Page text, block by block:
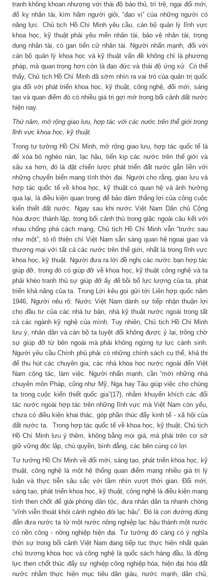
tranh không khoan nhượng với thái độ bảo thủ, trì trệ, ngại đổi mới,
đố kỵ nhân tài, kìm hãm người giỏi, “đạo vị” của những người có
năng lực. Chủ tịch Hồ Chí Minh yêu cầu, cán bộ quản lý lĩnh vực
khoa học, kỹ thuật phải yêu mến nhân tài, bảo vệ nhân tài, trọng
dụng nhân tài, có gan tiến cử nhân tài. Người nhấn mạnh, đối với
cán bộ quản lý khoa học và kỹ thuật vấn đề không chỉ là phương
pháp, mà quan trọng hơn còn là đạo đức và thái độ ứng xử. Có thể
thấy, Chủ tịch Hồ Chí Minh đã sớm nhìn ra vai trò của quản trị quốc
gia đối với phát triển khoa học, kỹ thuật, công nghệ, đổi mới, sáng
tạo và quan điểm đó có nhiều giá trị gợi mở trong bối cảnh đất nước
hiện nay.
Thứ năm, mở rộng giao lưu, hợp tác với các nước trên thế giới trong
lĩnh vực khoa học, kỹ thuật.
Trong tư tưởng Hồ Chí Minh, mở rộng giao lưu, hợp tác quốc tế là
để xóa bỏ nghèo nàn, lạc hậu, tiến kịp các nước trên thế giới và
sâu xa hơn, đó là đặt chiến lược phát triển đất nước gắn liền với
những chuyển biến mang tính thời đại. Người cho rằng, giao lưu và
hợp tác quốc tế về khoa học, kỹ thuật có quan hệ và ảnh hưởng
qua lại, là điều kiện quan trọng để bảo đảm thắng lợi của công cuộc
kiến thiết đất nước. Ngay sau khi nước Việt Nam Dân chủ Cộng
hòa được thành lập, trong bối cảnh thù trong giặc ngoài câu kết với
nhau chống phá cách mạng, Chủ tịch Hồ Chí Minh vẫn “trước sau
như một”, tỏ rõ thiện chí Việt Nam sẵn sàng quan hệ ngoại giao và
thương mại với tất cả các nước trên thế giới, nhất là trong lĩnh vực
khoa học, kỹ thuật. Người đưa ra lời đề nghị các nước bạn hợp tác
giúp đỡ, trong đó có giúp đỡ về khoa học, kỹ thuật công nghệ và ta
phải khéo tranh thủ sự giúp đỡ ấy để bồi bổ lực lượng của ta, phát
triển khả nǎng của ta. Trong Lời kêu gọi gửi tới Liên hợp quốc năm
1946, Người nêu rõ: Nước Việt Nam dành sự tiếp nhận thuận lợi
cho đầu tư của các nhà tư bản, nhà kỹ thuật nước ngoài trong tất
cả các ngành kỹ nghệ của mình. Tuy nhiên, Chủ tịch Hồ Chí Minh
lưu ý, nhân dân và cán bộ ta tuyệt đối không được ỷ lại, trông chờ
sự giúp đỡ từ bên ngoài mà phải không ngừng tự lực cánh sinh.
Người yêu cầu Chính phủ phải có những chính sách cụ thể, khả thi
để thu hút các chuyên gia, các nhà khoa học nước ngoài đến Việt
Nam cộng tác, làm việc. Người nhấn mạnh, cần “mời những nhà
chuyên môn Pháp, cũng như Mỹ, Nga hay Tàu giúp việc cho chúng
ta trong cuộc kiến thiết quốc gia”(17), nhằm khuyến khích các đối
tác nước ngoài hợp tác trên những lĩnh vực mà Việt Nam còn yếu,
chưa có điều kiện khai thác, góp phần thúc đẩy kinh tế - xã hội của
đất nước ta. Trong hợp tác quốc tế về khoa học, kỹ thuật, Chủ tịch
Hồ Chí Minh lưu ý thêm, không bằng mọi giá, mà phải trên cơ sở
giữ vững độc lập, chủ quyền, bình đẳng, các bên cùng có lợi.
Tư tưởng Hồ Chí Minh về đổi mới, sáng tạo, phát triển khoa học, kỹ
thuật, công nghệ là một hệ thống quan điểm mang nhiều giá trị lý
luận và thực tiễn sâu sắc với tầm nhìn vượt thời gian. Đổi mới,
sáng tạo, phát triển khoa học, kỹ thuật, công nghệ là điều kiện mang
tính then chốt để giải phóng dân tộc, đưa nhân dân ta nhanh chóng
“vĩnh viễn thoát khỏi cảnh nghèo đói lạc hậu”. Đó là con đường đúng
đắn đưa nước ta từ một nước nông nghiệp lạc hậu thành một nước
có nền công - nông nghiệp hiện đại. Tư tưởng đó càng có ý nghĩa
thời sự trong bối cảnh Việt Nam đang tiếp tục thực hiện nhất quán
chủ trương khoa học và công nghệ là quốc sách hàng đầu, là động
lực then chốt thúc đẩy sự nghiệp công nghiệp hóa, hiện đại hóa đất
nước nhằm thực hiện mục tiêu dân giàu, nước mạnh, dân chủ,